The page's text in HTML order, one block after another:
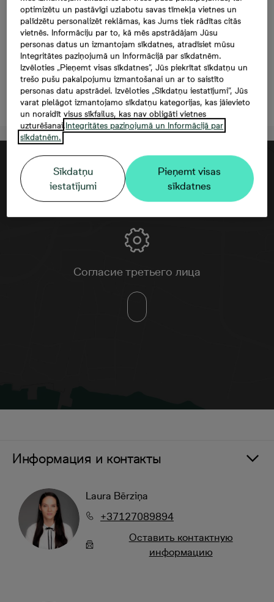
Mazā Stacijas 5-64, 64,
173 000 €, 3 комнаты,
59,7 м²
Oставить контактную информацию
Согласие третьего лица
Информация и контакты
Laura Bērziņa
+37127089894
Oставить контактную
информацию
optimizētu un pastāvīgi uzlabotu savas tīmekļa vietnes un
palīdzētu personalizēt reklāmas, kas Jums tiek rādītas citās
vietnēs. Informāciju par to, kā mēs apstrādājam Jūsu
personas datus un izmantojam sīkdatnes, atradīsiet mūsu
Integritātes paziņojumā un Informācijā par sīkdatnēm.
Izvēloties „Pieņemt visas sīkdatnes”, Jūs piekrītat sīkdatņu un
trešo pušu pakalpojumu izmantošanai un ar to saistīto
personas datu apstrādei. Izvēloties „Sīkdatņu iestatījumi”, Jūs
varat pielāgot izmantojamo sīkdatņu kategorijas, kas jāievieto
un noraidīt visus sīkfailus, kas nav obligāti vietnes
uzturēšanai.Integritātes paziņojumā un Informācijā par
sīkdatnēm.
Sīkdatņu
iestatījumi
Pieņemt visas
sīkdatnes